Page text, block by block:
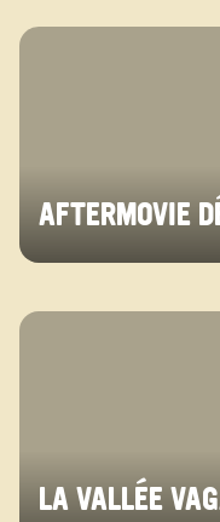
AFTERMOVIE
LA VALLÉE